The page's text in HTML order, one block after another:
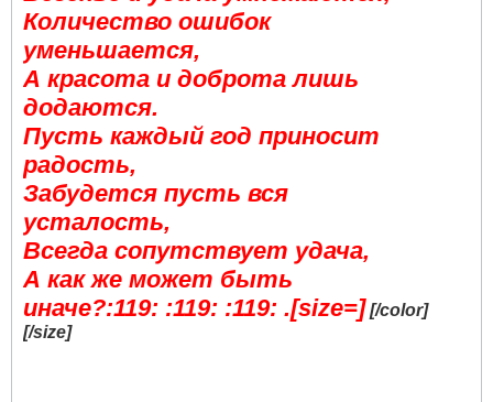
Количество ошибок
уменьшается,
А красота и доброта лишь
додаются.
Пусть каждый год приносит
радость,
Забудется пусть вся
усталость,
Всегда сопутствует удача,
А как же может быть
иначе?:119: :119: :119: .[size=] [/color]
[/size]